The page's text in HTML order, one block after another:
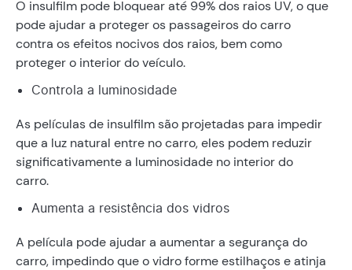
O insulfilm pode bloquear até 99% dos raios UV, o que
pode ajudar a proteger os passageiros do carro
contra os efeitos nocivos dos raios, bem como
proteger o interior do veículo.
Controla a luminosidade
As películas de insulfilm são projetadas para impedir
que a luz natural entre no carro, eles podem reduzir
significativamente a luminosidade no interior do
carro.
Aumenta a resistência dos vidros
A película pode ajudar a aumentar a segurança do
carro, impedindo que o vidro forme estilhaços e atinja